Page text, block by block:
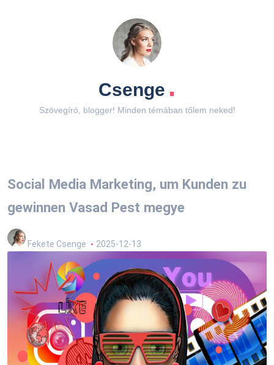
Csenge .
Szövegíró, blogger! Minden témában tőlem neked!
Social Media Marketing, um Kunden zu
gewinnen Vasad Pest megye
Fekete Csenge 2025-12-13